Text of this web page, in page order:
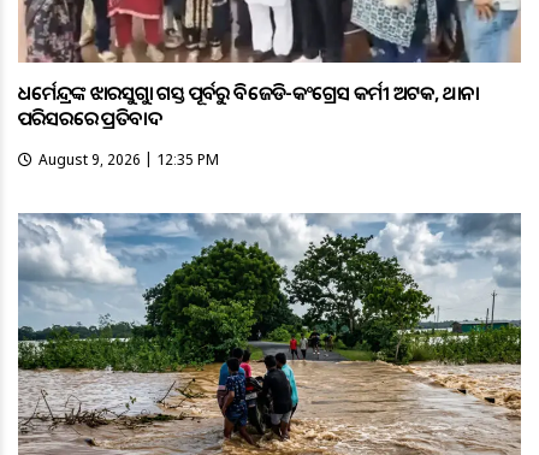
ଧର୍ମେନ୍ଦ୍ରଙ୍କ ଝାରସୁଗୁଡ଼ା ଗସ୍ତ ପୂର୍ବରୁ ବିଜେଡି-କଂଗ୍ରେସ କର୍ମୀ ଅଟକ, ଥାନା
ପରିସରରେ ପ୍ରତିବାଦ
August 9, 2026 | 12:35 PM